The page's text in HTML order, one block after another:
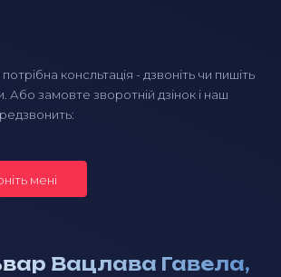
консльтація - дзвоніть чи пишіть
замовте зворотній дзінок і наш
мені
Вацлава Гавела,